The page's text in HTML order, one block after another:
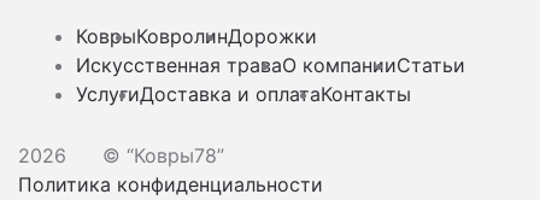
КоврыКовролинДорожки
Искусственная траваО компанииСтатьи
УслугиДоставка и оплатаКонтакты
2026
© “Ковры78”
Политика конфиденциальности